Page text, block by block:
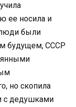
ее носила и
люди были
будущем, СССР
но скопила
с дедушками